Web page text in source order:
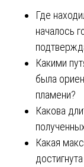
Где
началось
Какими
была
пламени?
Какова
Какая